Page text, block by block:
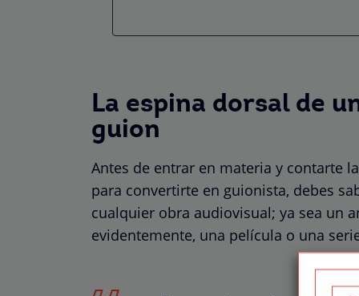
La espina dorsal de
guion
Antes de entrar en materia y contarte
para convertirte en guionista, debes
cualquier obra audiovisual; ya sea un
evidentemente, una película o una